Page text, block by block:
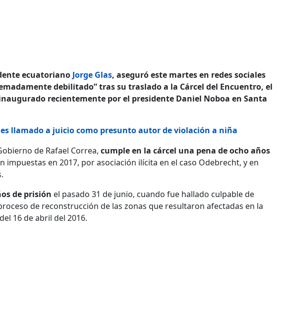
ecuatoriano Jorge Glas, aseguró este martes en redes sociales
debilitado” tras su traslado a la Cárcel del Encuentro, el
recientemente por el presidente Daniel Noboa en Santa
llamado a juicio como presunto autor de violación a niña
de Rafael Correa, cumple en la cárcel una pena de ocho años
en 2017, por asociación ilícita en el caso Odebrecht, y en
de prisión el pasado 31 de junio, cuando fue hallado culpable de
de reconstrucción de las zonas que resultaron afectadas en la
16 de abril del 2016.